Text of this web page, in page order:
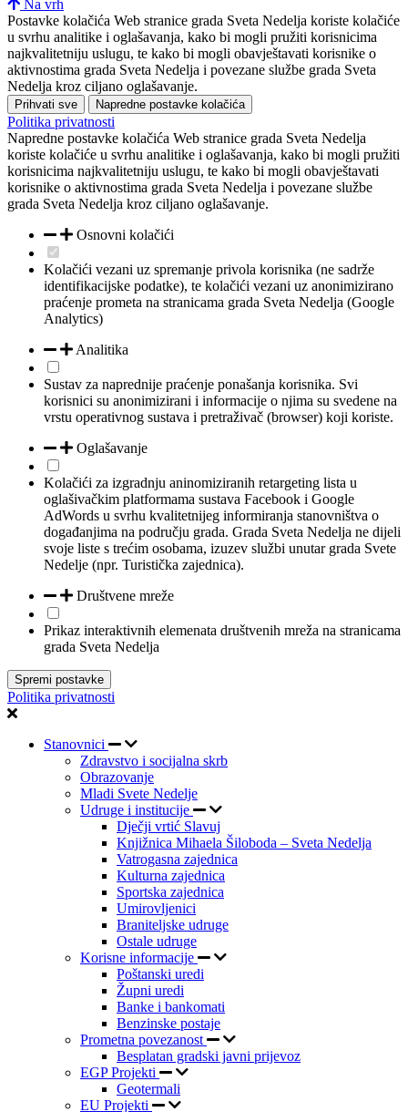
Na vrh
Postavke kolačića Web stranice grada Sveta Nedelja koriste kolačiće
u svrhu analitike i oglašavanja, kako bi mogli pružiti korisnicima
najkvalitetniju uslugu, te kako bi mogli obavještavati korisnike o
aktivnostima grada Sveta Nedelja i povezane službe grada Sveta
Nedelja kroz ciljano oglašavanje.
Prihvati sve Napredne postavke kolačića
Politika privatnosti
Napredne postavke kolačića Web stranice grada Sveta Nedelja
koriste kolačiće u svrhu analitike i oglašavanja, kako bi mogli pružiti
korisnicima najkvalitetniju uslugu, te kako bi mogli obavještavati
korisnike o aktivnostima grada Sveta Nedelja i povezane službe
grada Sveta Nedelja kroz ciljano oglašavanje.
Osnovni kolačići
Kolačići vezani uz spremanje privola korisnika (ne sadrže
identifikacijske podatke), te kolačići vezani uz anonimizirano
praćenje prometa na stranicama grada Sveta Nedelja (Google
Analytics)
Analitika
Sustav za naprednije praćenje ponašanja korisnika. Svi
korisnici su anonimizirani i informacije o njima su svedene na
vrstu operativnog sustava i pretraživač (browser) koji koriste.
Oglašavanje
Kolačići za izgradnju aninomiziranih retargeting lista u
oglašivačkim platformama sustava Facebook i Google
AdWords u svrhu kvalitetnijeg informiranja stanovništva o
događanjima na području grada. Grada Sveta Nedelja ne dijeli
svoje liste s trećim osobama, izuzev službi unutar grada Svete
Nedelje (npr. Turistička zajednica).
Društvene mreže
Prikaz interaktivnih elemenata društvenih mreža na stranicama
grada Sveta Nedelja
Spremi postavke
Politika privatnosti
Stanovnici
Zdravstvo i socijalna skrb
Obrazovanje
Mladi Svete Nedelje
Udruge i institucije
Dječji vrtić Slavuj
Knjižnica Mihaela Šiloboda – Sveta Nedelja
Vatrogasna zajednica
Kulturna zajednica
Sportska zajednica
Umirovljenici
Braniteljske udruge
Ostale udruge
Korisne informacije
Poštanski uredi
Župni uredi
Banke i bankomati
Benzinske postaje
Prometna povezanost
Besplatan gradski javni prijevoz
EGP Projekti
Geotermali
EU Projekti